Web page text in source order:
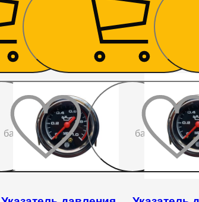
405 405 ₴
бажаного
бажаного